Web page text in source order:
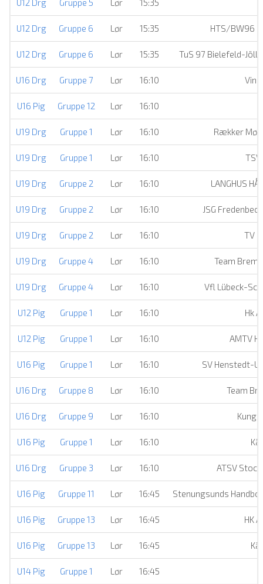
U12 Drg Gruppe 5 Lør 15:35
U12 Drg Gruppe 6 Lør 15:35 HTS/BW96
U12 Drg Gruppe 6 Lør 15:35 TuS 97 Bielefeld-
U16 Drg Gruppe 7 Lør 16:10
U16 Pig Gruppe 12 Lør 16:10
U19 Drg Gruppe 1 Lør 16:10 Rækker
U19 Drg Gruppe 1 Lør 16:10
U19 Drg Gruppe 2 Lør 16:10 LANGHUS
U19 Drg Gruppe 2 Lør 16:10 JSG
U19 Drg Gruppe 2 Lør 16:10 TV
U19 Drg Gruppe 4 Lør 16:10 Team
U19 Drg Gruppe 4 Lør 16:10 Vfl Lübeck-
U12 Pig Gruppe 1 Lør 16:10 Hk
U12 Pig Gruppe 1 Lør 16:10 AMTV
U16 Pig Gruppe 1 Lør 16:10 SV Henstedt-
U16 Drg Gruppe 8 Lør 16:10 Team
U16 Drg Gruppe 9 Lør 16:10
U16 Pig Gruppe 1 Lør 16:10
U16 Drg Gruppe 3 Lør 16:10 ATSV
U16 Pig Gruppe 11 Lør 16:45 Stenungsunds
U16 Pig Gruppe 13 Lør 16:45 HK
U16 Pig Gruppe 13 Lør 16:45
U14 Pig Gruppe 1 Lør 16:45